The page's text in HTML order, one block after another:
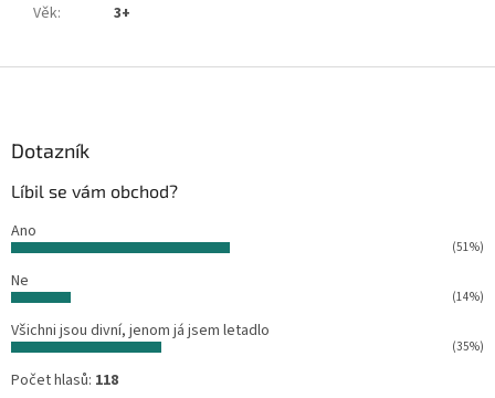
Věk: 3+
Dotazník
Líbil se vám obchod?
Ano
(51%)
Ne
(14%)
Všichni jsou divní, jenom já jsem letadlo
(35%)
Počet hlasů: 118